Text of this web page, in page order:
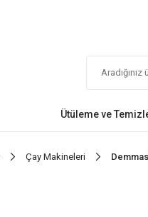
Ütüleme ve
Çay Makineleri